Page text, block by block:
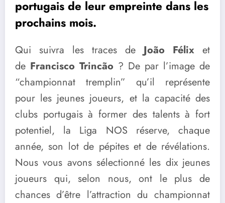
portugais de leur empreinte dans les
prochains mois.
Qui suivra les traces deJoão Félix et
de Francisco Trincão ? De par l’image de
“championnat tremplin” qu’il représente
pour les jeunes joueurs, et la capacité des
clubs portugais à former des talents à fort
potentiel, la Liga NOS réserve, chaque
année, son lot de pépites et de révélations.
Nous vous avons sélectionné les dix jeunes
joueurs qui, selon nous, ont le plus de
chances d’être l’attraction du championnat